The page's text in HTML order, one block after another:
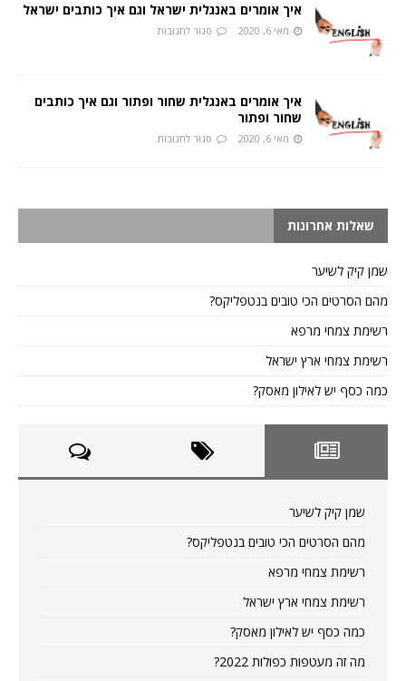
איך אומרים באנגלית ישראל וגם איך כותבים ישראל
מאי 6, 2020 סגור לתגובות
איך אומרים באנגלית שחור ופתור וגם איך כותבים
שחור ופתור
מאי 6, 2020 סגור לתגובות
שאלות אחרונות
שמן קיק לשיער
מהם הסרטים הכי טובים בנטפליקס?
רשימת צמחי מרפא
רשימת צמחי ארץ ישראל
כמה כסף יש לאילון מאסק?
שמן קיק לשיער
מהם הסרטים הכי טובים בנטפליקס?
רשימת צמחי מרפא
רשימת צמחי ארץ ישראל
כמה כסף יש לאילון מאסק?
מה זה מעטפות כפולות 2022?